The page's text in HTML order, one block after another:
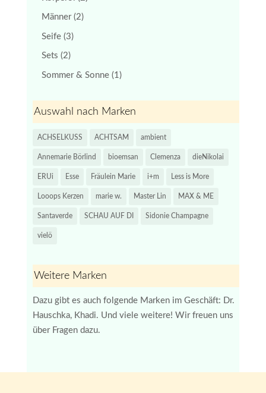
Männer (2)
Seife (3)
Sets (2)
Sommer & Sonne (1)
Auswahl nach Marken
ACHSELKUSS ACHTSAM ambient
Annemarie Börlind bioemsan Clemenza dieNikolai
ERUi Esse Fräulein Marie i+m Less is More
Looops Kerzen marie w. Master Lin MAX & ME
Santaverde SCHAU AUF DI Sidonie Champagne
vielö
Weitere Marken
Dazu gibt es auch folgende Marken im Geschäft: Dr.
Hauschka, Khadi. Und viele weitere! Wir freuen uns
über Fragen dazu.